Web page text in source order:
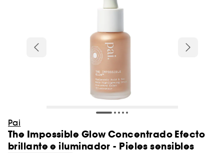
Pai
The Impossible Glow Concentrado Efecto
brillante e iluminador - Pieles sensibles